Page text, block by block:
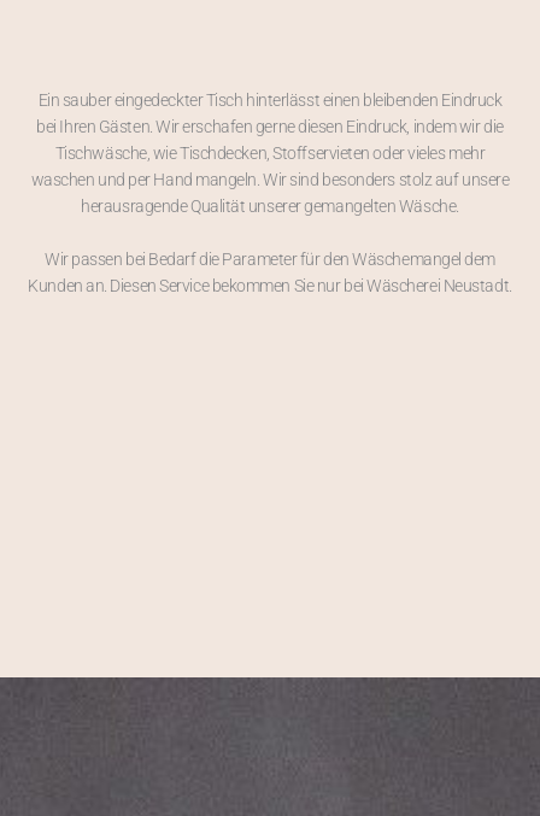
Ein sauber eingedeckter Tisch hinterlässt einen bleibenden Eindruck
bei Ihren Gästen. Wir erschafen gerne diesen Eindruck, indem wir die
Tischwäsche, wie Tischdecken, Stoffservieten oder vieles mehr
waschen und per Hand mangeln. Wir sind besonders stolz auf unsere
herausragende Qualität unserer gemangelten Wäsche.
Wir passen bei Bedarf die Parameter für den Wäschemangel dem
Kunden an. Diesen Service bekommen Sie nur bei Wäscherei Neustadt.